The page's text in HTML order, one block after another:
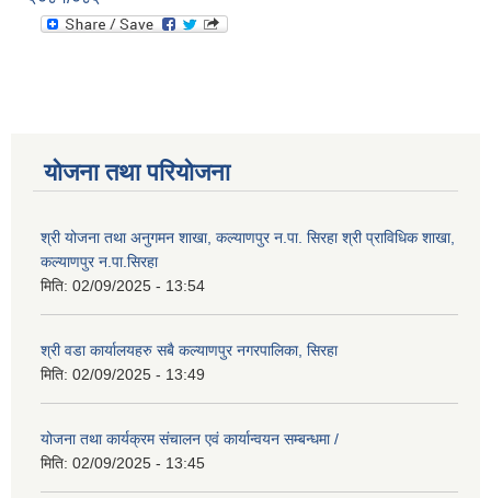
योजना तथा परियोजना
श्री योजना तथा अनुगमन शाखा, कल्याणपुर न.पा. सिरहा श्री प्राविधिक शाखा,
कल्याणपुर न.पा.सिरहा
मिति: 02/09/2025 - 13:54
श्री वडा कार्यालयहरु सबै कल्याणपुर नगरपालिका, सिरहा
मिति: 02/09/2025 - 13:49
योजना तथा कार्यक्रम संचालन एवं कार्यान्वयन सम्बन्धमा /
मिति: 02/09/2025 - 13:45